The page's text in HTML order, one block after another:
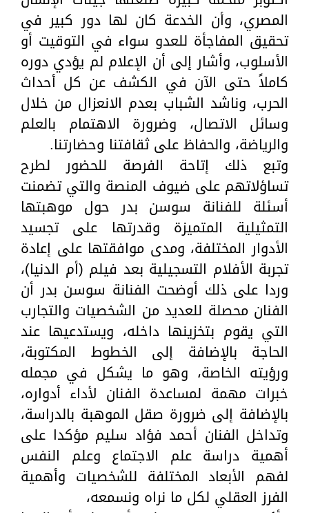
المصري، وأن الخدعة كان لها دور كبير في
تحقيق المفاجأة للعدو سواء في التوقيت أو
الأسلوب، وأشار إلى أن الإعلام لم يؤدي دوره
كاملاً حتى الآن في الكشف عن كل أحداث
الحرب، وناشد الشباب بعدم الانعزال من خلال
وسائل الاتصال، وضرورة الاهتمام بالعلم
والرياضة، والحفاظ على ثقافتنا وحضارتنا.
وتبع ذلك إتاحة الفرصة للحضور لطرح
تساؤلاتهم على ضيوف المنصة والتي تضمنت
أسئلة للفنانة سوسن بدر حول موهبتها
التمثيلية المتميزة وقدرتها على تجسيد
الأدوار المختلفة، ومدى موافقتها على إعادة
تجربة الأفلام التسجيلية بعد فيلم (أم الدنيا)،
وردا على ذلك أوضحت الفنانة سوسن بدر أن
الفنان محصلة للعديد من الشخصيات والتجارب
التي يقوم بتخزينها داخله، ويستدعيها عند
الحاجة بالإضافة إلى الخطوط المكتوبة،
ورؤيته الخاصة، وهو ما يشكل في مجمله
خبرات مهمة لمساعدة الفنان لأداء أدواره،
بالإضافة إلى ضرورة صقل الموهبة بالدراسة،
وتداخل الفنان أحمد فؤاد سليم مؤكدا على
أهمية دراسة علم الاجتماع وعلم النفس
لفهم الأبعاد المختلفة للشخصيات وأهمية
الفرز العقلي لكل ما نراه ونسمعه،